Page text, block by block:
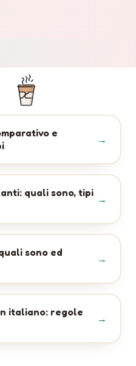
e
quali sono, tipi
sono ed
italiano: regole